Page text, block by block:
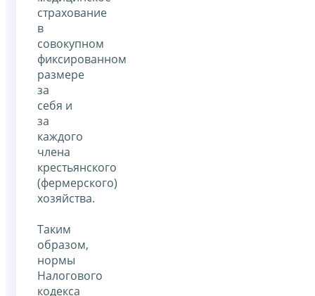
страхование
в
совокупном
фиксированном
размере
за
себя и
за
каждого
члена
крестьянского
(фермерского)
хозяйства.
Таким
образом,
нормы
Налогового
кодекса